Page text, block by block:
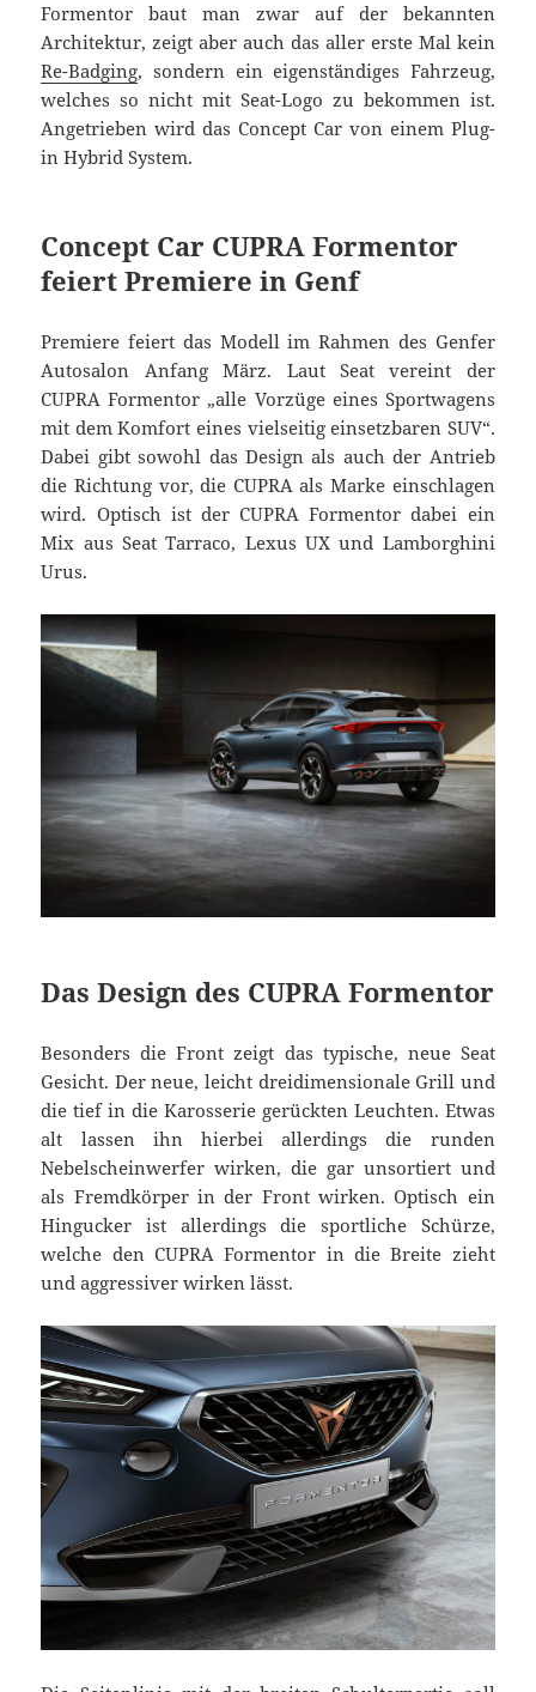
Formentor baut man zwar auf der bekannten
Architektur, zeigt aber auch das aller erste Mal kein
Re-Badging, sondern ein eigenständiges Fahrzeug,
welches so nicht mit Seat-Logo zu bekommen ist.
Angetrieben wird das Concept Car von einem Plug-
in Hybrid System.
Concept Car CUPRA Formentor
feiert Premiere in Genf
Premiere feiert das Modell im Rahmen des Genfer
Autosalon Anfang März. Laut Seat vereint der
CUPRA Formentor „alle Vorzüge eines Sportwagens
mit dem Komfort eines vielseitig einsetzbaren SUV“.
Dabei gibt sowohl das Design als auch der Antrieb
die Richtung vor, die CUPRA als Marke einschlagen
wird. Optisch ist der CUPRA Formentor dabei ein
Mix aus Seat Tarraco, Lexus UX und Lamborghini
Urus.
Das Design des CUPRA Formentor
Besonders die Front zeigt das typische, neue Seat
Gesicht. Der neue, leicht dreidimensionale Grill und
die tief in die Karosserie gerückten Leuchten. Etwas
alt lassen ihn hierbei allerdings die runden
Nebelscheinwerfer wirken, die gar unsortiert und
als Fremdkörper in der Front wirken. Optisch ein
Hingucker ist allerdings die sportliche Schürze,
welche den CUPRA Formentor in die Breite zieht
und aggressiver wirken lässt.